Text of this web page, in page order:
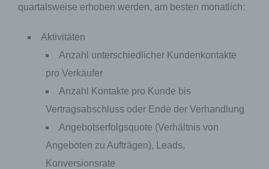
quartalsweise erhoben werden, am besten monatlich:
Aktivitäten
Anzahl unterschiedlicher Kundenkontakte
pro Verkäufer
Anzahl Kontakte pro Kunde bis
Vertragsabschluss oder Ende der Verhandlung
Angebotserfolgsquote (Verhältnis von
Angeboten zu Aufträgen), Leads,
Konversionsrate
oder dem Recht der Mitgliedstaaten
j) Dritter
Dritter ist eine natürliche oder juristische Person,
Behörde, Einrichtung oder andere Stelle außer
der betroffenen Person, dem Verantwortlichen,
dem Auftragsverarbeiter und den Personen, die
unter der unmittelbaren Verantwortung des
Verantwortlichen oder des Auftragsverarbeiters
befugt sind, die personenbezogenen Daten zu